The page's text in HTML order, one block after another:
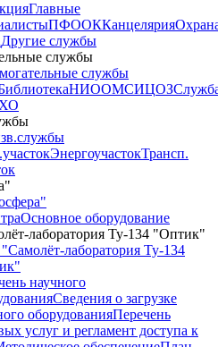
Главные
ПФООККанцелярия
Другие службы
службы
службы
НИООМСИЦОЗ
ХО
ЭнергоучастокТрансп.
Основное оборудование
лаборатория Ту-134 "Оптик"
лаборатория Ту-134
научного
Сведения о загрузке
оборудованияПеречень
услуг и регламент доступа к